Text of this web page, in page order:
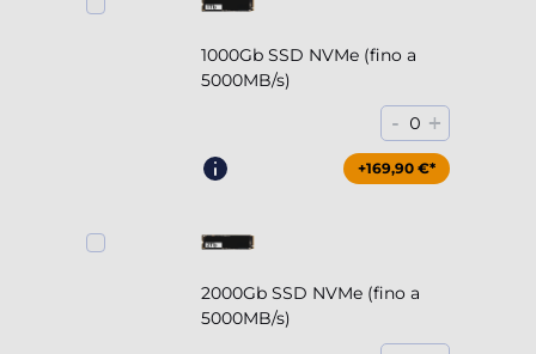
1000Gb SSD NVMe (fino a
5000MB/s)
- 0 +
+169,90 €*
2000Gb SSD NVMe (fino a
5000MB/s)